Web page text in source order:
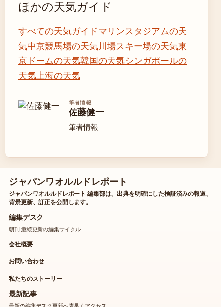
ほかの天気ガイド
すべての天気ガイドマリンスタジアムの天
気中京競馬場の天気川場スキー場の天気東
京ドームの天気韓国の天気シンガポールの
天気上海の天気
筆者情報
佐藤健一
筆者情報
ジャパンワオルルドレポート
ジャパンワオルルドレポート 編集部は、出典を明確にした検証済みの報道、
背景更新、訂正を公開します。
編集デスク
朝刊 継続更新の編集サイクル
会社概要
お問い合わせ
私たちのストーリー
最新記事
最新の編集デスク更新へ素早くアクセス。